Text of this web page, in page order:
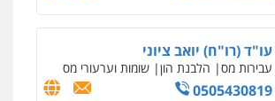
עו"ד (רו"ח) יואב ציוני
עבירות מס הלבנת הון שומות וערעורי מס
0505430819